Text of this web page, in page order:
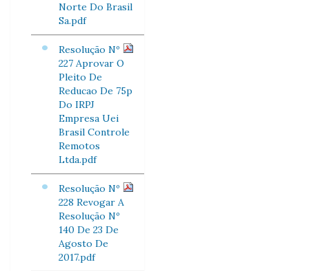
Norte Do Brasil
Sa.pdf
Resolução Nº
227 Aprovar O
Pleito De
Reducao De 75p
Do IRPJ
Empresa Uei
Brasil Controle
Remotos
Ltda.pdf
Resolução Nº
228 Revogar A
Resolução Nº
140 De 23 De
Agosto De
2017.pdf